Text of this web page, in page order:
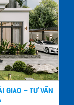
GIAO – TƯ VẤN